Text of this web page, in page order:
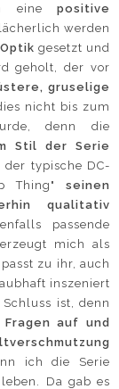
eine positive
werden
gesetzt und
geholt, der vor
gruselige
nicht bis zum
denn die
Stil der Serie
typische DC-
Thing" seinen
qualitativ
passende
mich als
zu ihr, auch
inszeniert
ist, denn
auf und
ich die Serie
Da gab es